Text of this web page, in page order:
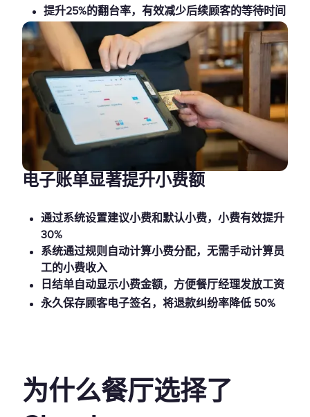
提升25%的翻台率，有效减少后续顾客的等待时间
电子账单显著提升小费额
通过系统设置建议小费和默认小费，小费有效提升
30%
系统通过规则自动计算小费分配，无需手动计算员
工的小费收入
日结单自动显示小费金额，方便餐厅经理发放工资
永久保存顾客电子签名，将退款纠纷率降低 50%
为什么餐厅选择了